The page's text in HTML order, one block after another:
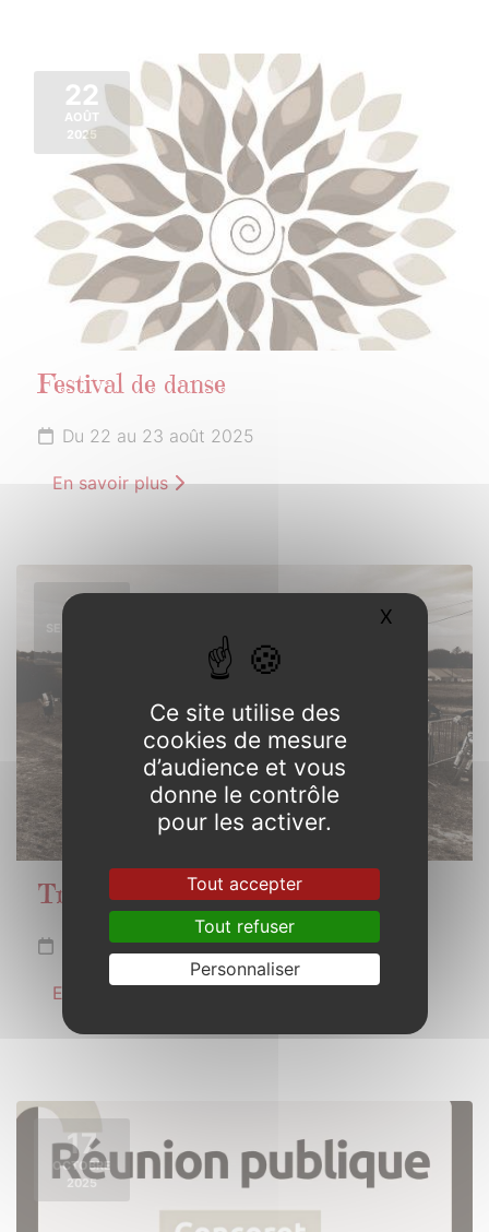
22
AOÛT
2025
Festival de danse
Du 22 au 23 août 2025
En savoir plus
14
Trophée de Bretagne Motocross
Dimanche 14 septembre 2025
En savoir plus
17
OCTOBRE
2025
Ce site utilise des
cookies de mesure
d’audience et vous
donne le contrôle
pour les activer.
Tout accepter
Tout refuser
Personnaliser
X Masquer